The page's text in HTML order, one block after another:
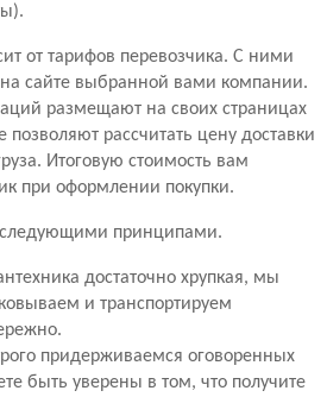
от тарифов перевозчика. С ними
сайте выбранной вами компании.
размещают на своих страницах
позволяют рассчитать цену доставки
Итоговую стоимость вам
при оформлении покупки.
принципами.
достаточно хрупкая, мы
и транспортируем
придерживаемся оговоренных
быть уверены в том, что получите